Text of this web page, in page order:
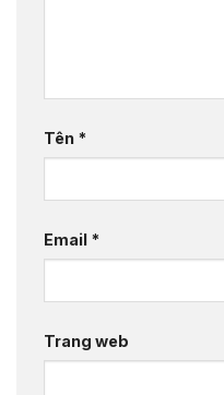
Tên *
Email *
Trang web